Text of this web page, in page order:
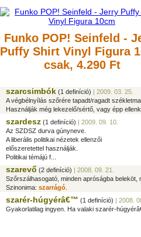
Funko POP! Seinfeld -
Puffy Shirt Vinyl Figura
csak, 4.290 Ft
szarcsimbók (1 definíció) | 2009. 03. 25.
A végbélnyílás szőrére tapadt/ragadt
Használják még lekezelő/sértő, vagy épp
szardesz (1 definíció) | 2009. 09. 10.
Az SZDSZ durva gúnyneve.
A liberális politikai nézetek ellenzői
előszeretettel használják.
Politikai témájú f...
szarevő (2 definíció) | 2008. 09. 21.
Szőrszálhasogató, minden apróságba beleköt,
Szinonima: szarrágó
szarér-húgyérâ€™ (1 definíció) | 2008.
Gyakorlatilag ingyen. Ha valaki szarér-